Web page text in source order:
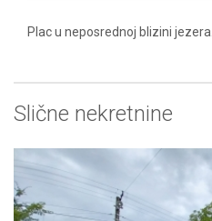
Plac u neposrednoj blizini jezera.
Slične nekretnine